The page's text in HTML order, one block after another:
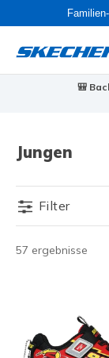
🎒
Jungen
Filter
57 ergebnisse